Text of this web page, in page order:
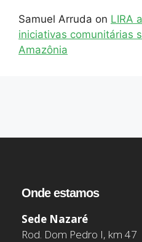
Samuel Arruda on LIRA
iniciativas comunitárias
Amazônia
Onde estamos
Sede Nazaré
Rod. Dom Pedro I, km 47